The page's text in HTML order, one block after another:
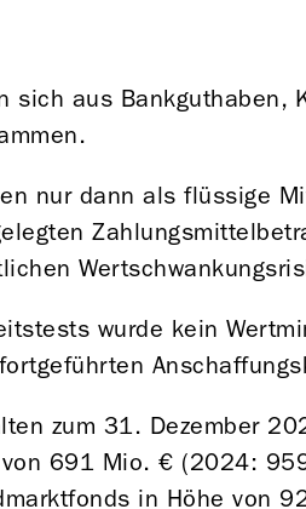
sich aus Bankguthaben,
nur dann als flüssige
wurde kein
zum 31. Dezember
691 Mio. € (2024:
in Höhe von